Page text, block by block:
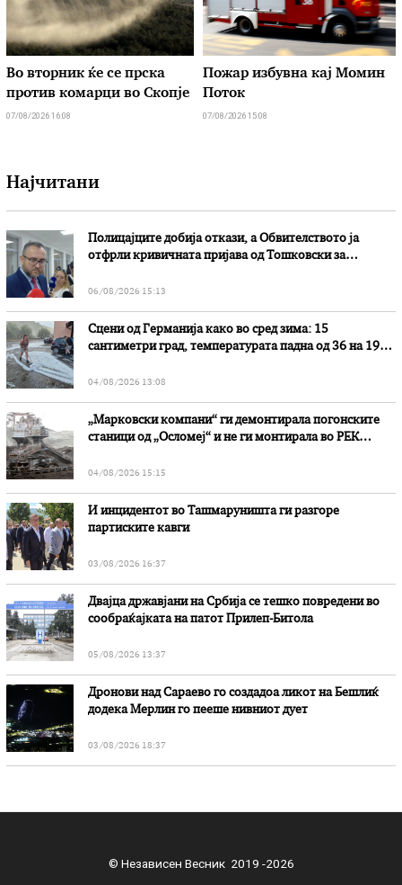
Во вторник ќе се прска
против комарци во Скопје
07/08/2026 16:08
Пожар избувна кај Момин
Поток
07/08/2026 15:08
Најчитани
Полицајците добија откази, а Обвителството ја
отфрли кривичната пријава од Тошковски за
06/08/2026 15:13
Сцени од Германија како во сред зима: 15
сантиметри град, температурата падна од 36 на 19
04/08/2026 13:08
„Марковски компани“ ги демонтирала погонските
станици од „Осломеј“ и не ги монтирала во РЕК
04/08/2026 15:15
И инцидентот во Ташмаруништa ги разгоре
партиските кавги
03/08/2026 16:37
Двајца државјани на Србија се тешко повредени во
сообраќајката на патот Прилеп-Битола
05/08/2026 13:37
Дронови над Сараево го создадоа ликот на Бешлиќ
додека Мерлин го пееше нивниот дует
03/08/2026 18:37
© Независен Весник 2019 -2026